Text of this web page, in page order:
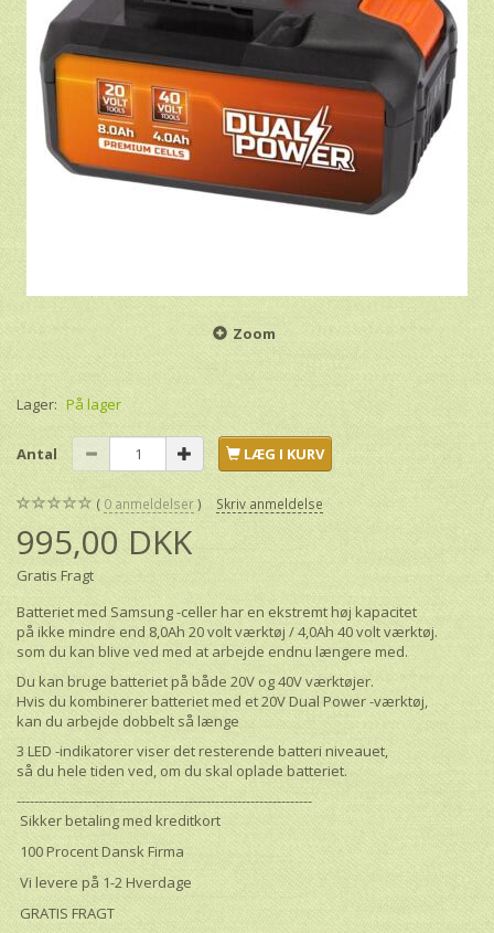
Zoom
Lager: På lager
Antal LÆG I KURV
0 anmeldelser Skriv anmeldelse
995,00 DKK
Gratis Fragt
Batteriet med Samsung -celler har en ekstremt høj kapacitet
på ikke mindre end 8,0Ah 20 volt værktøj / 4,0Ah 40 volt værktøj.
som du kan blive ved med at arbejde endnu længere med.
Du kan bruge batteriet på både 20V og 40V værktøjer.
Hvis du kombinerer batteriet med et 20V Dual Power -værktøj,
kan du arbejde dobbelt så længe
3 LED -indikatorer viser det resterende batteri niveauet,
så du hele tiden ved, om du skal oplade batteriet.
-------------------------------------------------------------------
Sikker betaling med kreditkort
100 Procent Dansk Firma
Vi levere på 1-2 Hverdage
GRATIS FRAGT